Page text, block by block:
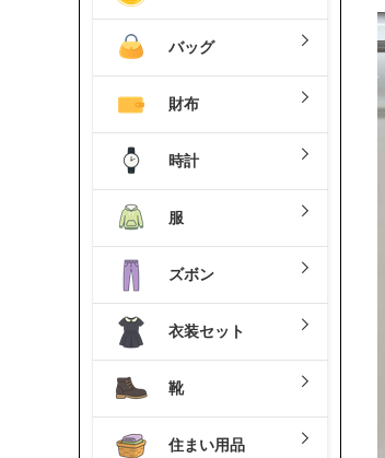
📢
バッグ
財布
時計
服
ズボン
衣装セット
靴
住まい用品